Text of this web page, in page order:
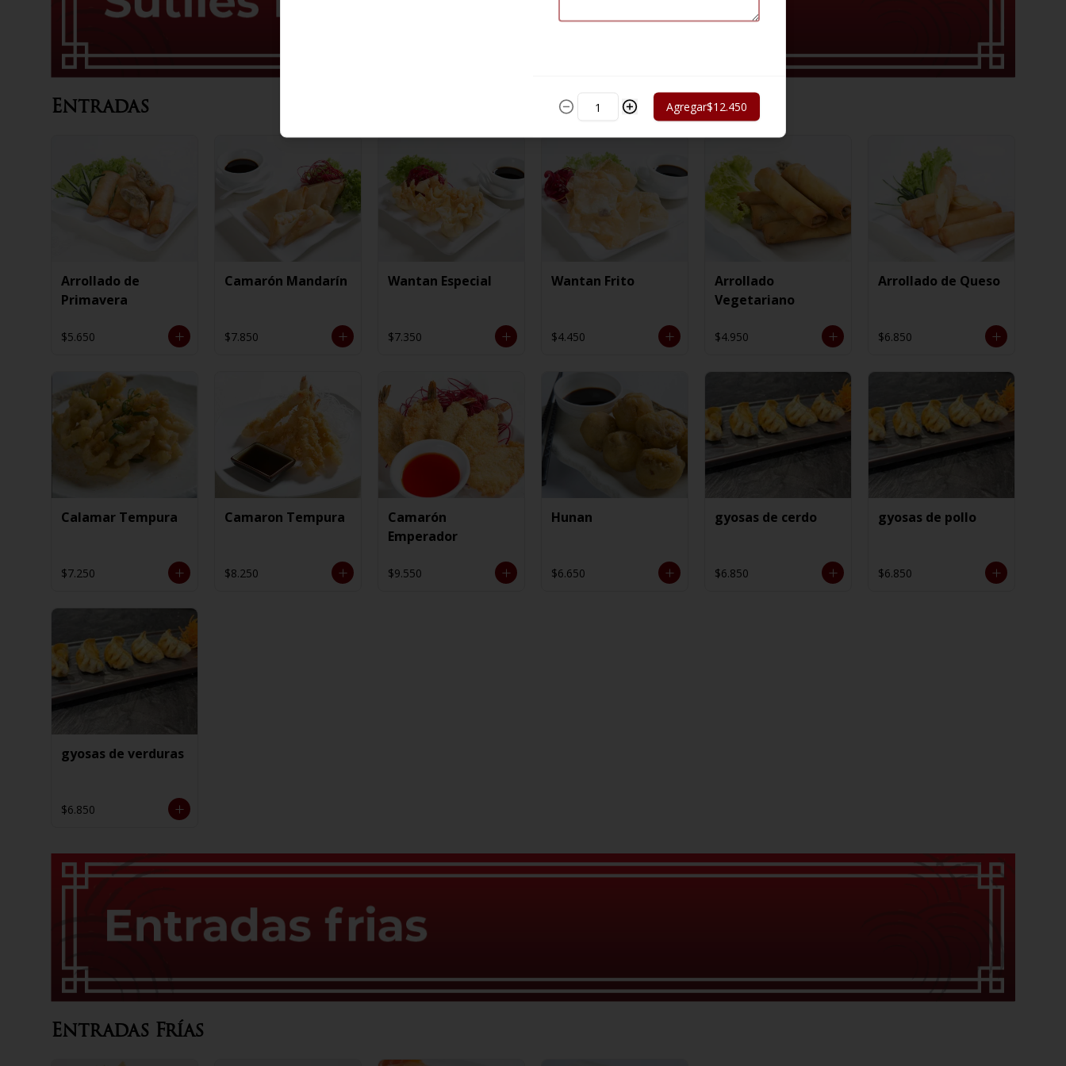
Entradas
Arrollado de
Primavera
$5.650
Camarón Mandarín
$7.850
Wantan Especial
$7.350
Wantan Frito
$4.450
Arrollado
Vegetariano
$4.950
Arrollado de Queso
$6.850
Calamar Tempura
$7.250
Camaron Tempura
$8.250
Camarón
Emperador
$9.550
Hunan
$6.650
gyosas de cerdo
$6.850
gyosas de pollo
$6.850
gyosas de verduras
$6.850
Entradas Frías
Agregar$12.450